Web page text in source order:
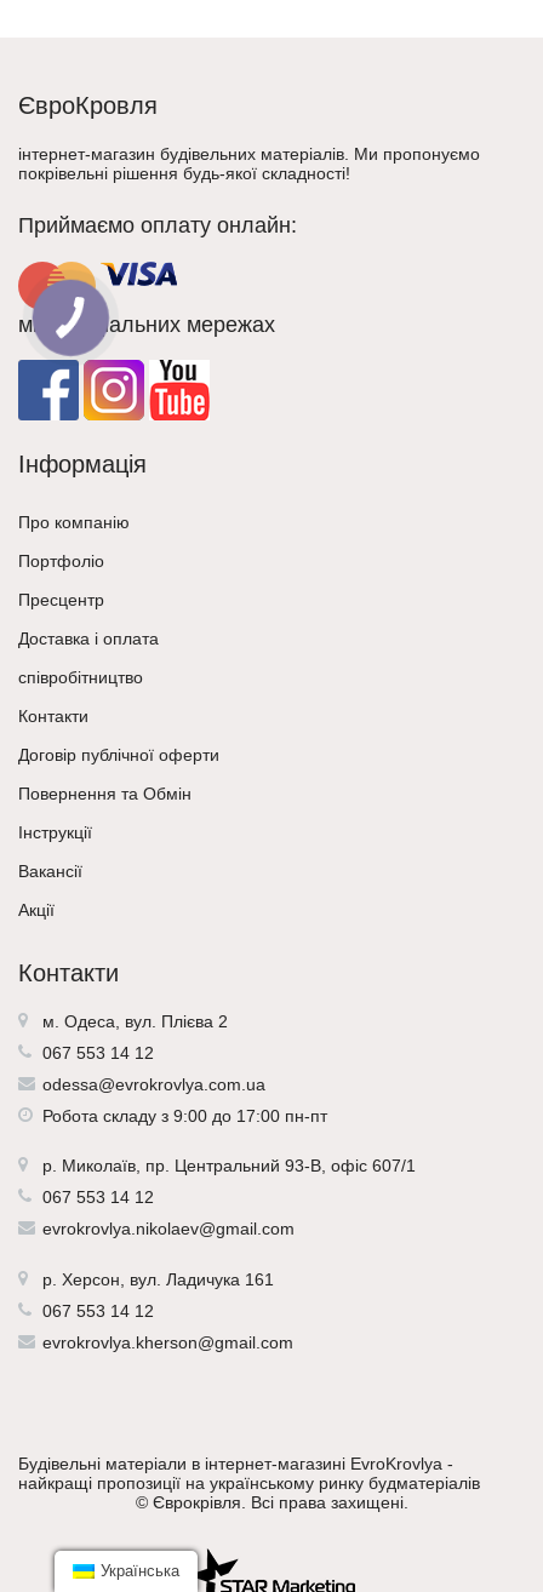
ЄвроКровля
інтернет-магазин будівельних матеріалів. Ми пропонуємо
покрівельні рішення будь-якої складності!
Приймаємо оплату онлайн:
ми в соціальних мережах
Інформація
Про компанію
Портфоліо
Пресцентр
Доставка і оплата
співробітництво
Контакти
Договір публічної оферти
Повернення та Обмін
Інструкції
Вакансії
Акції
Контакти
м. Одеса, вул. Плієва 2
067 553 14 12
odessa@evrokrovlya.com.ua
Робота складу з 9:00 до 17:00 пн-пт
р. Миколаїв , пр. Центральний 93-В, офіс 607/1
067 553 14 12
evrokrovlya.nikolaev@gmail.com
р. Херсон , вул. Ладичука 161
067 553 14 12
evrokrovlya.kherson@gmail.com
Будівельні матеріали в інтернет-магазині EvroKrovlya -
найкращі пропозиції на українському ринку будматеріалів
© Єврокрівля . Всі права захищені.
Українська